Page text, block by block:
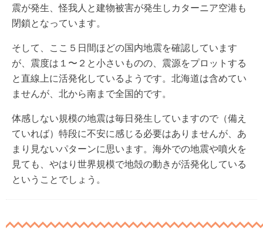
震が発生、怪我人と建物被害が発生しカターニア空港も
閉鎖となっています。
そして、ここ５日間ほどの国内地震を確認しています
が、震度は１〜２と小さいものの、震源をプロットする
と直線上に活発化しているようです。北海道は含めてい
ませんが、北から南まで全国的です。
体感しない規模の地震は毎日発生していますので（備え
ていれば）特段に不安に感じる必要はありませんが、あ
まり見ないパターンに思います。海外での地震や噴火を
見ても、やはり世界規模で地殻の動きが活発化している
ということでしょう。